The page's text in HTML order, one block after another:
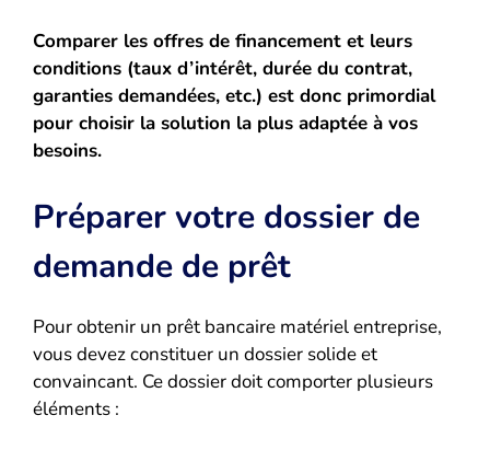
Comparer les offres de financement et leurs
conditions (taux d’intérêt, durée du contrat,
garanties demandées, etc.) est donc primordial
pour choisir la solution la plus adaptée à vos
besoins.
Préparer votre dossier de
demande de prêt
Pour obtenir un prêt bancaire matériel entreprise,
vous devez constituer un dossier solide et
convaincant. Ce dossier doit comporter plusieurs
éléments :